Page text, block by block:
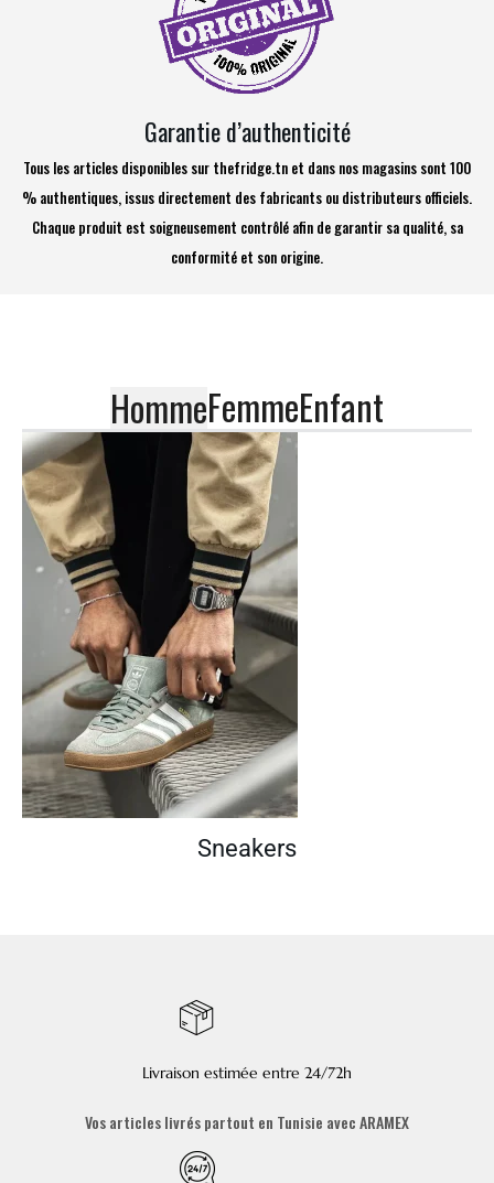
Garantie d’authenticité
Tous les articles disponibles sur thefridge.tn et dans nos magasins sont 100
% authentiques, issus directement des fabricants ou distributeurs officiels.
Chaque produit est soigneusement contrôlé afin de garantir sa qualité, sa
conformité et son origine.
HommeFemmeEnfant
Sneakers
Livraison estimée entre 24/72h
Vos articles livrés partout en Tunisie avec ARAMEX